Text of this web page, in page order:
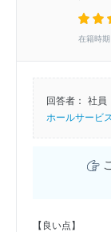
在籍時
回答者： 社員
ホールサービス
【良い点】